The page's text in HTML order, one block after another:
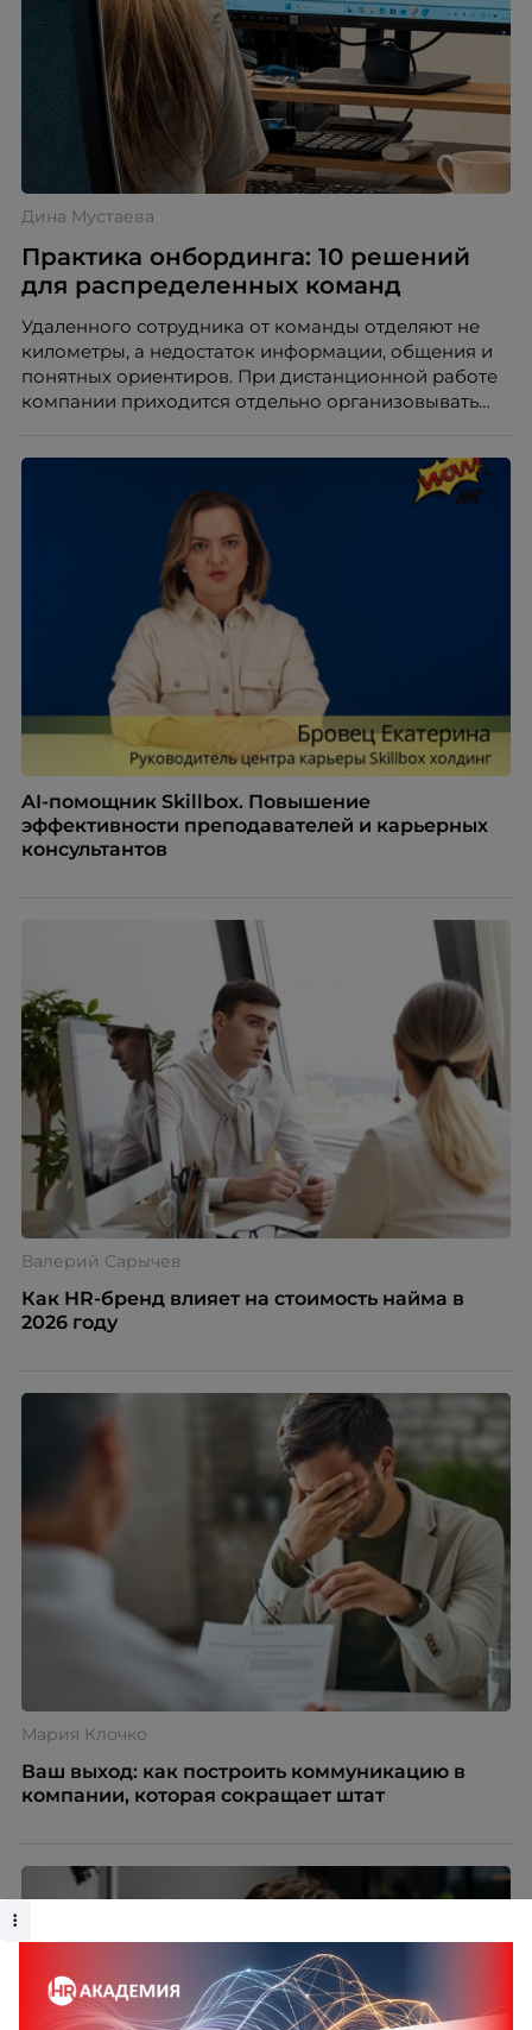
Дина Мустаева
Практика онбординга: 10 решений
для распределенных команд
Удаленного сотрудника от команды отделяют не
километры, а недостаток информации, общения и
понятных ориентиров. При дистанционной работе
компании приходится отдельно организовывать
рассказывает, как выстроить адаптацию
распределенной команды без лишнего контроля и
бесконечных созвонов.
AI-помощник Skillbox. Повышение
эффективности преподавателей и карьерных
консультантов
Валерий Сарычев
Как HR-бренд влияет на стоимость найма в
2026 году
Мария Клочко
Ваш выход: как построить коммуникацию в
компании, которая сокращает штат